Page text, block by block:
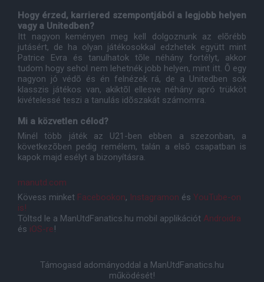
Hogy érzed, karriered szempontjából a legjobb helyen
vagy a Unitedben?
Itt nagyon keményen meg kell dolgoznunk az elõrébb
jutásért, de ha olyan játékosokkal edzhetek együtt mint
Patrice Evra és tanulhatok tõle néhány fortélyt, akkor
tudom hogy sehol nem lehetnék jobb helyen, mint itt. Õ egy
nagyon jó védõ és én felnézek rá, de a Unitedben sok
klasszis játékos van, akiktõl ellesve néhány apró trükköt
kivételessé teszi a tanulás idõszakát számomra.
Mi a közvetlen célod?
Minél több játék az U21-ben ebben a szezonban, a
következõben pedig remélem, talán a elsõ csapatban is
kapok majd esélyt a bizonyításra.
manutd.com
Kövess minket Facebookon, Instagramon és YouTube-on
is!
Töltsd le a ManUtdFanatics.hu mobil applikációt Androidra
és iOS-re!
Támogasd adományoddal a ManUtdFanatics.hu
működését!